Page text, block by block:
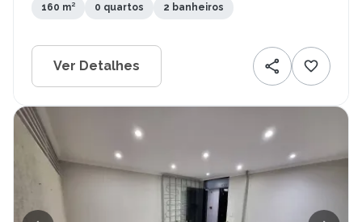
160 m² 0 quartos 2 banheiros
Ver Detalhes